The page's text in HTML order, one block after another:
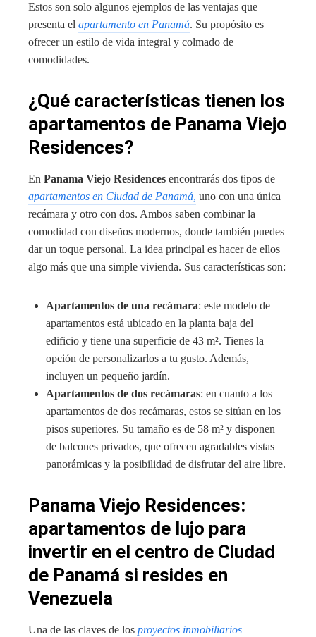
Estos son solo algunos ejemplos de las ventajas que
presenta el apartamento en Panamá. Su propósito es
ofrecer un estilo de vida integral y colmado de
comodidades.
¿Qué características tienen los
apartamentos de Panama Viejo
Residences?
En Panama Viejo Residences encontrarás dos tipos de
apartamentos en Ciudad de Panamá, uno con una única
recámara y otro con dos. Ambos saben combinar la
comodidad con diseños modernos, donde también puedes
dar un toque personal. La idea principal es hacer de ellos
algo más que una simple vivienda. Sus características son:
Apartamentos de una recámara: este modelo de
apartamentos está ubicado en la planta baja del
edificio y tiene una superficie de 43 m². Tienes la
opción de personalizarlos a tu gusto. Además,
incluyen un pequeño jardín.
Apartamentos de dos recámaras: en cuanto a los
apartamentos de dos recámaras, estos se sitúan en los
pisos superiores. Su tamaño es de 58 m² y disponen
de balcones privados, que ofrecen agradables vistas
panorámicas y la posibilidad de disfrutar del aire libre.
Panama Viejo Residences:
apartamentos de lujo para
invertir en el centro de Ciudad
de Panamá si resides en
Venezuela
Una de las claves de los proyectos inmobiliarios